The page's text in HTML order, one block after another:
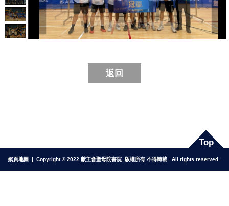
返回
Top
網頁地圖 | Copyright © 2022 獻主會聖母院書院. 版權所有 不得轉載 . All rights reserved..